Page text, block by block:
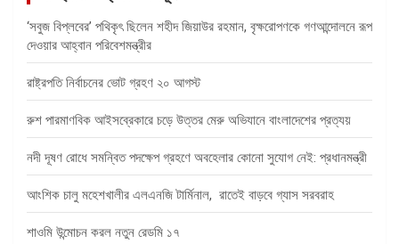
‘সবুজ বিপ্লবের’ পথিকৃৎ ছিলেন শহীদ জিয়াউর রহমান, বৃক্ষরোপণকে গণআন্দোলনে রূপ
দেওয়ার আহ্বান পরিবেশমন্ত্রীর
রাষ্ট্রপতি নির্বাচনের ভোট গ্রহণ ২০ আগস্ট
রুশ পারমাণবিক আইসব্রেকারে চড়ে উত্তর মেরু অভিযানে বাংলাদেশের প্রত্যয়
নদী দূষণ রোধে সমন্বিত পদক্ষেপ গ্রহণে অবহেলার কোনো সুযোগ নেই: প্রধানমন্ত্রী
আংশিক চালু মহেশখালীর এলএনজি টার্মিনাল, রাতেই বাড়বে গ্যাস সরবরাহ
শাওমি উন্মোচন করল নতুন রেডমি ১৭